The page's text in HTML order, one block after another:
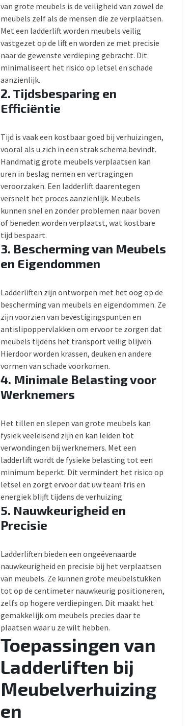
van grote meubels is de veiligheid van zowel de
meubels zelf als de mensen die ze verplaatsen.
Met een ladderlift worden meubels veilig
vastgezet op de lift en worden ze met precisie
naar de gewenste verdieping gebracht. Dit
minimaliseert het risico op letsel en schade
aanzienlijk.
2. Tijdsbesparing en
Efficiëntie
Tijd is vaak een kostbaar goed bij verhuizingen,
vooral als u zich in een strak schema bevindt.
Handmatig grote meubels verplaatsen kan
uren in beslag nemen en vertragingen
veroorzaken. Een ladderlift daarentegen
versnelt het proces aanzienlijk. Meubels
kunnen snel en zonder problemen naar boven
of beneden worden verplaatst, wat kostbare
tijd bespaart.
3. Bescherming van Meubels
en Eigendommen
Ladderliften zijn ontworpen met het oog op de
bescherming van meubels en eigendommen. Ze
zijn voorzien van bevestigingspunten en
antislipoppervlakken om ervoor te zorgen dat
meubels tijdens het transport veilig blijven.
Hierdoor worden krassen, deuken en andere
vormen van schade voorkomen.
4. Minimale Belasting voor
Werknemers
Het tillen en slepen van grote meubels kan
fysiek veeleisend zijn en kan leiden tot
verwondingen bij werknemers. Met een
ladderlift wordt de fysieke belasting tot een
minimum beperkt. Dit vermindert het risico op
letsel en zorgt ervoor dat uw team fris en
energiek blijft tijdens de verhuizing.
5. Nauwkeurigheid en
Precisie
Ladderliften bieden een ongeëvenaarde
nauwkeurigheid en precisie bij het verplaatsen
van meubels. Ze kunnen grote meubelstukken
tot op de centimeter nauwkeurig positioneren,
zelfs op hogere verdiepingen. Dit maakt het
gemakkelijk om meubels precies daar te
plaatsen waar u ze wilt hebben.
Toepassingen van
Ladderliften bij
Meubelverhuizing
en